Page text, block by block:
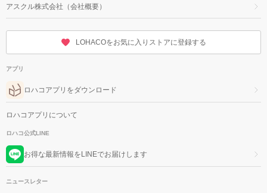
アスクル株式会社（会社概要）
LOHACOをお気に入りストアに登録する
アプリ
ロハコアプリをダウンロード
ロハコアプリについて
ロハコ公式LINE
お得な最新情報をLINEでお届けします
ニュースレター